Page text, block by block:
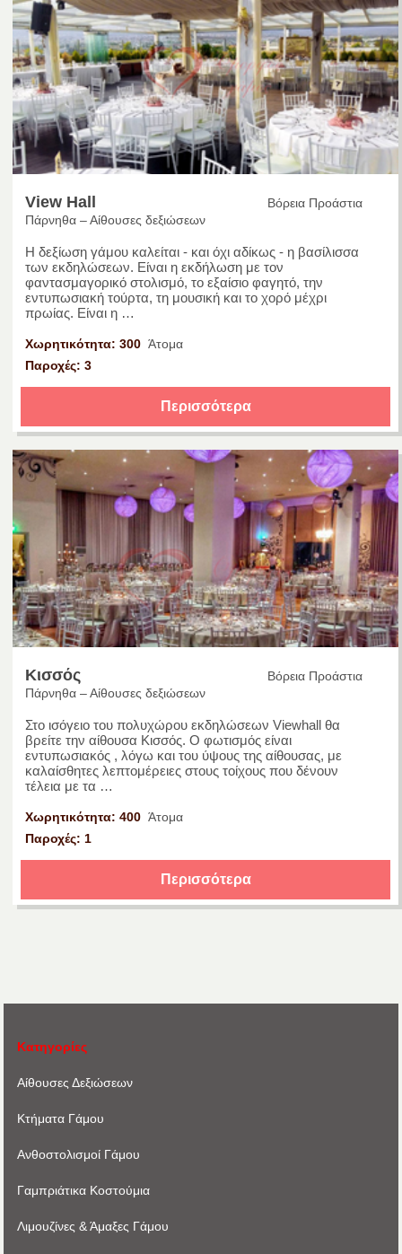
Βόρεια Προάστια
View Hall
Πάρνηθα – Αίθουσες δεξιώσεων
Η δεξίωση γάμου καλείται - και όχι αδίκως - η βασίλισσα
των εκδηλώσεων. Είναι η εκδήλωση με τον
φαντασμαγορικό στολισμό, το εξαίσιο φαγητό, την
εντυπωσιακή τούρτα, τη μουσική και το χορό μέχρι
πρωίας. Είναι η …
Χωρητικότητα: 300 Άτομα
Παροχές: 3
Περισσότερα
Βόρεια Προάστια
Κισσός
Πάρνηθα – Αίθουσες δεξιώσεων
Στο ισόγειο του πολυχώρου εκδηλώσεων Viewhall θα
βρείτε την αίθουσα Κισσός. Ο φωτισμός είναι
εντυπωσιακός , λόγω και του ύψους της αίθουσας, με
καλαίσθητες λεπτομέρειες στους τοίχους που δένουν
τέλεια με τα …
Χωρητικότητα: 400 Άτομα
Παροχές: 1
Περισσότερα
Κατηγορίες
Αίθουσες Δεξιώσεων
Κτήματα Γάμου
Ανθοστολισμοί Γάμου
Γαμπριάτικα Κοστούμια
Λιμουζίνες & Άμαξες Γάμου